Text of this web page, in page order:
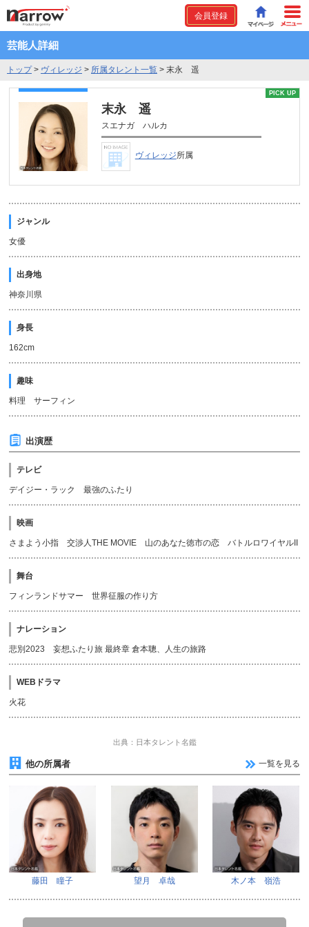
会員登録
芸能人詳細
トップ> ヴィレッジ > 所属タレント一覧 > 末永 遥
PICK UP
末永 遥
スエナガ ハルカ
ヴィレッジ所属
ジャンル
女優
出身地
神奈川県
身長
162cm
趣味
料理 サーフィン
出演歴
テレビ
デイジー・ラック 最強のふたり
映画
さまよう小指 交渉人THE MOVIE 山のあなた徳市の恋 バトルロワイヤルII
舞台
フィンランドサマー 世界征服の作り方
ナレーション
悲別2023 妄想ふたり旅 最終章 倉本聰、人生の旅路
WEBドラマ
火花
出典：日本タレント名鑑
他の所属者 一覧を見る
藤田 瞳子 望月 卓哉 木ノ本 嶺浩